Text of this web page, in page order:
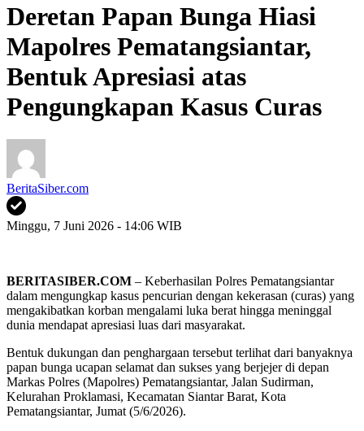
Deretan Papan Bunga Hiasi
Mapolres Pematangsiantar,
Bentuk Apresiasi atas
Pengungkapan Kasus Curas
BeritaSiber.com
Minggu, 7 Juni 2026 - 14:06 WIB
BERITASIBER.COM – Keberhasilan Polres Pematangsiantar
dalam mengungkap kasus pencurian dengan kekerasan (curas) yang
mengakibatkan korban mengalami luka berat hingga meninggal
dunia mendapat apresiasi luas dari masyarakat.
Bentuk dukungan dan penghargaan tersebut terlihat dari banyaknya
papan bunga ucapan selamat dan sukses yang berjejer di depan
Markas Polres (Mapolres) Pematangsiantar, Jalan Sudirman,
Kelurahan Proklamasi, Kecamatan Siantar Barat, Kota
Pematangsiantar, Jumat (5/6/2026).